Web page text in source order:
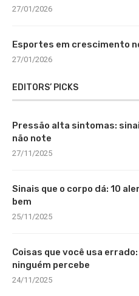
27/01/2026
Esportes em crescimento
27/01/2026
EDITORS’ PICKS
Pressão alta sintomas:
não note
27/11/2025
Sinais que o corpo dá: 10
bem
25/11/2025
Coisas que você usa
ninguém percebe
24/11/2025